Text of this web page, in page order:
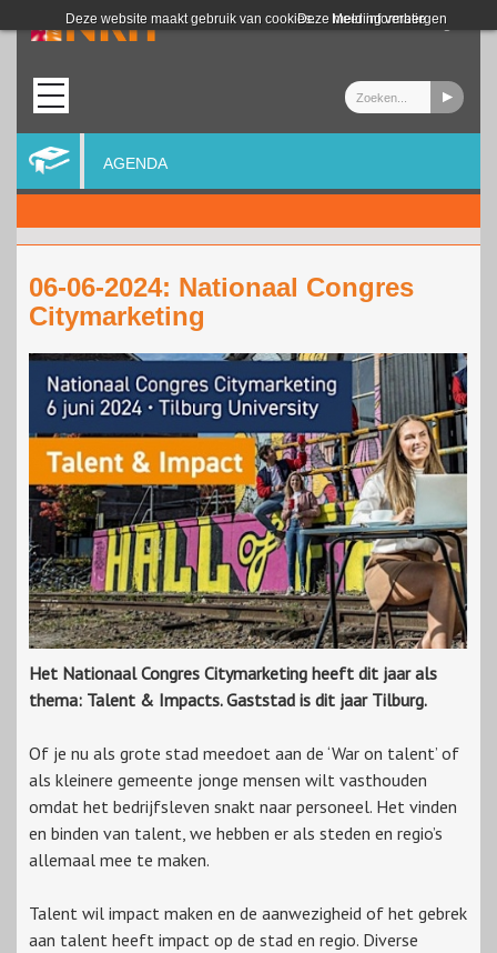
Deze website maakt gebruik van cookies. Meer informatie
Deze melding verbergen
Login
AGENDA
06-06-2024: Nationaal Congres
Citymarketing
Het Nationaal Congres Citymarketing heeft dit jaar als
thema: Talent & Impacts. Gaststad is dit jaar Tilburg.
Of je nu als grote stad meedoet aan de ‘War on talent’ of
als kleinere gemeente jonge mensen wilt vasthouden
omdat het bedrijfsleven snakt naar personeel. Het vinden
en binden van talent, we hebben er als steden en regio’s
allemaal mee te maken.
Talent wil impact maken en de aanwezigheid of het gebrek
aan talent heeft impact op de stad en regio. Diverse